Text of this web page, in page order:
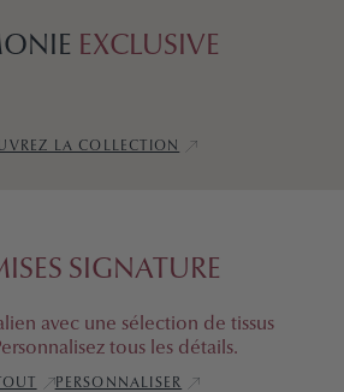
EXCLUSIVE
LA COLLECTION
SIGNATURE
avec une sélection de tissus
tous les détails.
PERSONNALISER